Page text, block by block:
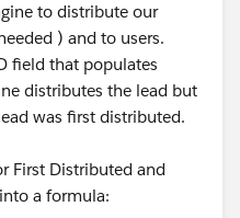
to distribute our
) and to users.
field that populates
distributes the lead but
was first distributed.
First Distributed and
a formula: